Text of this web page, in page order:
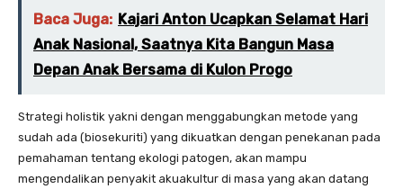
Baca Juga: Kajari Anton Ucapkan Selamat Hari
Anak Nasional, Saatnya Kita Bangun Masa
Depan Anak Bersama di Kulon Progo
Strategi holistik yakni dengan menggabungkan metode yang
sudah ada (biosekuriti) yang dikuatkan dengan penekanan pada
pemahaman tentang ekologi patogen, akan mampu
mengendalikan penyakit akuakultur di masa yang akan datang